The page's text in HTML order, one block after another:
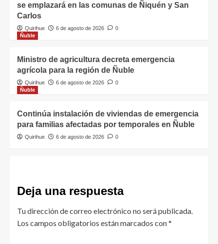
se emplazará en las comunas de Ñiquén y San
Carlos
Quirihue 6 de agosto de 2026
0
Ñuble
Ministro de agricultura decreta emergencia
agrícola para la región de Ñuble
Quirihue 6 de agosto de 2026
0
Ñuble
Continúa instalación de viviendas de emergencia
para familias afectadas por temporales en Ñuble
Quirihue 6 de agosto de 2026 0
Deja una respuesta
Tu dirección de correo electrónico no será publicada.
Los campos obligatorios están marcados con*